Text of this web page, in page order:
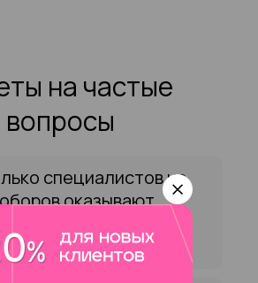
на частые
вопросы
специалистов на
оказывают
«Восстановление